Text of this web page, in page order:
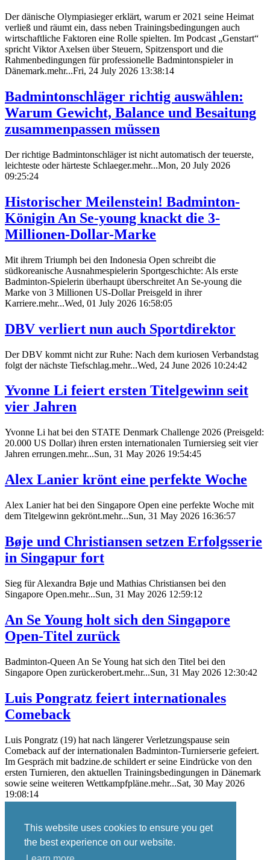
This website uses cookies to ensure you get
the best experience on our website.
Der dänische Olympiasieger erklärt, warum er 2021 seine Heimat
verließ und räumt ein, dass neben Trainingsbedingungen auch
wirtschaftliche Faktoren eine Rolle spielten. Im Podcast „Genstart“
spricht Viktor Axelsen über Steuern, Spitzensport und die
Rahmenbedingungen für professionelle Badmintonspieler in
Dänemark.mehr...Fri, 24 July 2026 13:38:14
Badmintonschläger richtig auswählen:
Warum Gewicht, Balance und Besaitung
zusammenpassen müssen
Der richtige Badmintonschläger ist nicht automatisch der teuerste,
leichteste oder härteste Schlaeger.mehr...Mon, 20 July 2026
09:25:24
Historischer Meilenstein! Badminton-
Königin An Se-young knackt die 3-
Millionen-Dollar-Marke
Mit ihrem Triumph bei den Indonesia Open schreibt die
südkoreanische Ausnahmespielerin Sportgeschichte: Als erste
Badminton-Spielerin überhaupt überschreitet An Se-young die
Marke von 3 Millionen US-Dollar Preisgeld in ihrer
Karriere.mehr...Wed, 01 July 2026 16:58:05
DBV verliert nun auch Sportdirektor
Der DBV kommt nicht zur Ruhe: Nach dem kuriosen Verbandstag
folgt der nächste Tiefschlag.mehr...Wed, 24 June 2026 10:24:42
Yvonne Li feiert ersten Titelgewinn seit
vier Jahren
Yvonne Li hat bei den STATE Denmark Challenge 2026 (Preisgeld:
20.000 US Dollar) ihren ersten internationalen Turniersieg seit vier
Jahren errungen.mehr...Sun, 31 May 2026 19:54:45
Alex Lanier krönt eine perfekte Woche
Alex Lanier hat bei den Singapore Open eine perfekte Woche mit
dem Titelgewinn gekrönt.mehr...Sun, 31 May 2026 16:36:57
Bøje und Christiansen setzen Erfolgsserie
in Singapur fort
Sieg für Alexandra Bøje und Mathias Christiansen bei den
Singapore Open.mehr...Sun, 31 May 2026 12:59:12
An Se Young holt sich den Singapore
Open-Titel zurück
Badminton-Queen An Se Young hat sich den Titel bei den
Singapore Open zurückerobert.mehr...Sun, 31 May 2026 12:30:42
Luis Pongratz feiert internationales
Comeback
Luis Pongratz (19) hat nach längerer Verletzungspause sein
Comeback auf der internationalen Badminton-Turnierserie gefeiert.
Im Gespräch mit badzine.de schildert er seine Eindrücke von den
ersten Turnieren, den aktuellen Trainingsbedingungen in Dänemark
sowie seine weiteren Wettkampfpläne.mehr...Sat, 30 May 2026
19:08:14
Blog